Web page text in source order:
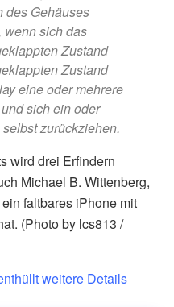
des Gehäuses
wenn sich das
Zustand
Zustand
eine oder mehrere
sich ein oder
zurückziehen.
wird drei Erfindern
Michael B. Wittenberg,
faltbares iPhone mit
(Photo by lcs813 /
weitere Details